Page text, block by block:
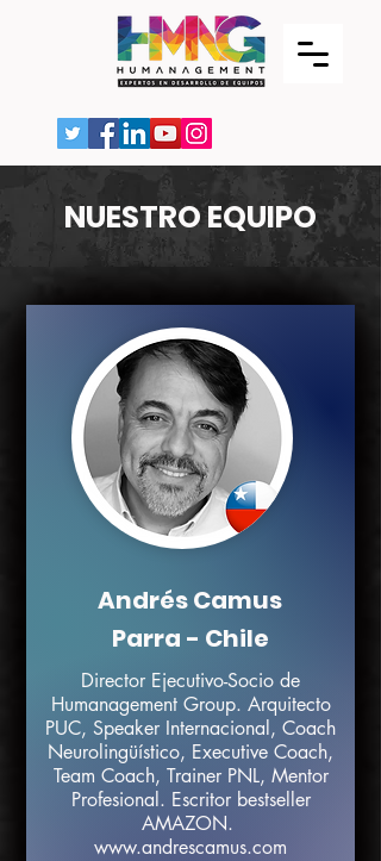
NUESTRO EQUIPO
Andrés Camus
Parra - Chile
Director Ejecutivo-Socio de
Humanagement Group. Arquitecto
PUC, Speaker Internacional, Coach
Neurolingüístico, Executive Coach,
Team Coach, Trainer PNL, Mentor
Profesional. Escritor bestseller
AMAZON.
www.andrescamus.com